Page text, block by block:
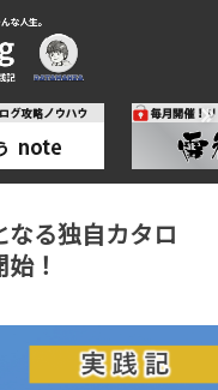
なる独自カタロ
！